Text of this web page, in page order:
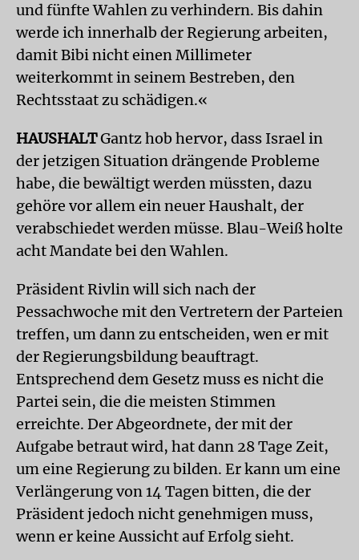
und fünfte Wahlen zu verhindern. Bis dahin
werde ich innerhalb der Regierung arbeiten,
damit Bibi nicht einen Millimeter
weiterkommt in seinem Bestreben, den
Rechtsstaat zu schädigen.«
HAUSHALTGantz hob hervor, dass Israel in
der jetzigen Situation drängende Probleme
habe, die bewältigt werden müssten, dazu
gehöre vor allem ein neuer Haushalt, der
verabschiedet werden müsse. Blau-Weiß holte
acht Mandate bei den Wahlen.
Präsident Rivlin will sich nach der
Pessachwoche mit den Vertretern der Parteien
treffen, um dann zu entscheiden, wen er mit
der Regierungsbildung beauftragt.
Entsprechend dem Gesetz muss es nicht die
Partei sein, die die meisten Stimmen
erreichte. Der Abgeordnete, der mit der
Aufgabe betraut wird, hat dann 28 Tage Zeit,
um eine Regierung zu bilden. Er kann um eine
Verlängerung von 14 Tagen bitten, die der
Präsident jedoch nicht genehmigen muss,
wenn er keine Aussicht auf Erfolg sieht.